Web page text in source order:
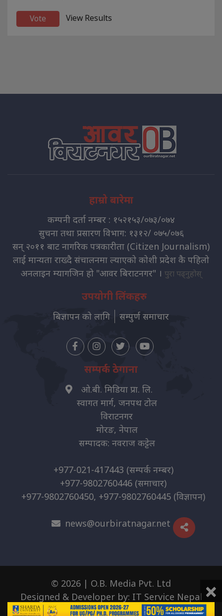
View Results
हाम्रो बारेमा
कम्पनी दर्ता नम्बर : १५२१५३/०७३/०७४
सुचना तथा प्रसारण विभाग: १३१२/ ०७५/०७६
सन् २०११ बाट नागरिक पत्रकारीता (Citizen Journalism)
लाई मान्यता राख्दै संचालनमा ल्याएको कोशी प्रदेश कै पहिलो
अनलाइन म्यागजिन हो "आवर बिराटनगर" । पुरा पढ्नुहोस्
उपयोगी लिंकहरु
बिज्ञापन को लागि सम्पुर्ण समाचार
सम्पर्क ठेगाना
ओ.बी. मिडिया प्रा. लि.
स्वागत मार्ग, जनपथ टोल
विराटनगर
मोरङ, नेपाल
सम्पादक: नवराज कट्टेल
+977-021-417443 (सम्पर्क नम्बर)
+977-9802760446 (समाचार)
+977-9802760450, +977-9802760445 (विज्ञापन)
news@ourbiratnagar.net
© 2026 | O.B. Media Pvt. Ltd
Designed & Developer by: IT Service Nepal ×